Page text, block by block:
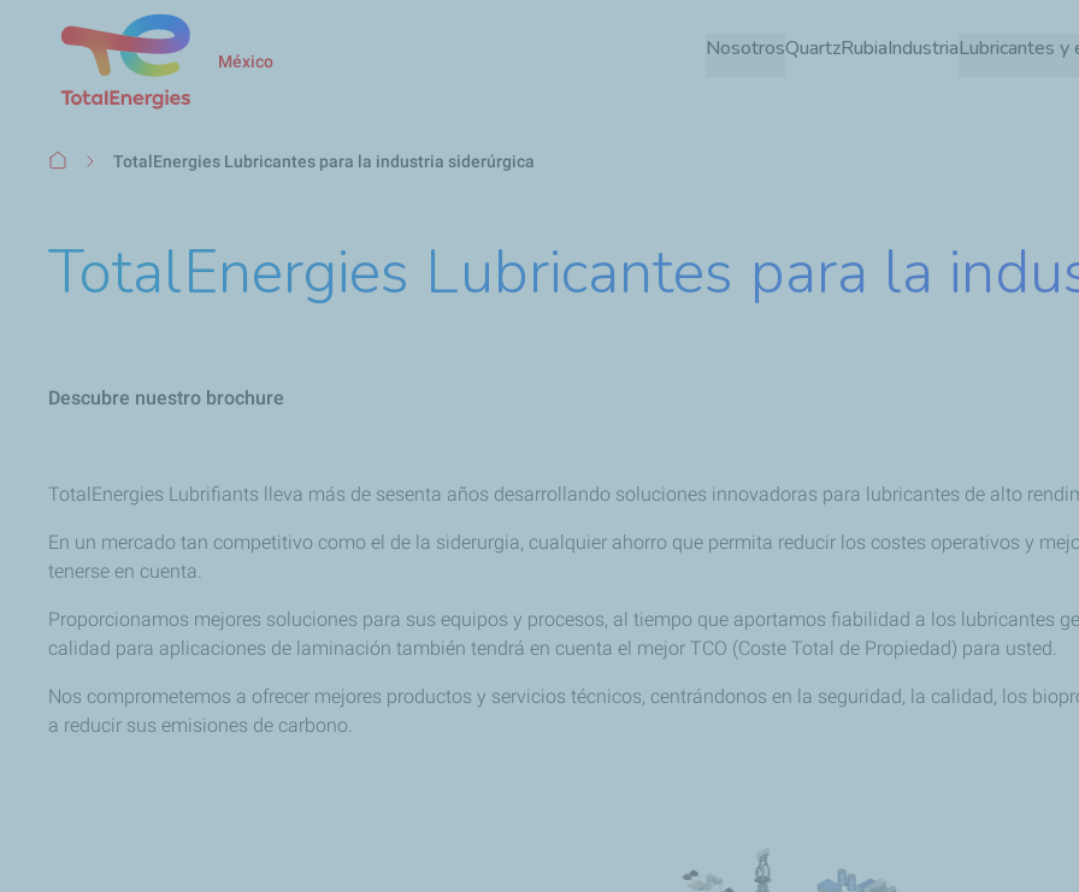
Pasar
México NosotrosQuartzRubiaIndustriaLubricantes y
Ruta
TotalEnergies Lubricantes para la industria siderúrgica
TotalEnergies Lubricantes para la
Descubre nuestro brochure
TotalEnergies Lubrifiants lleva más de sesenta años desarrollando soluciones innovadoras para lubricantes de alto
En un mercado tan competitivo como el de la siderurgia, cualquier ahorro que permita reducir los costes operativos y
tenerse en cuenta.
Proporcionamos mejores soluciones para sus equipos y procesos, al tiempo que aportamos fiabilidad a los lubricantes
calidad para aplicaciones de laminación también tendrá en cuenta el mejor TCO (Coste Total de Propiedad) para usted.
Nos comprometemos a ofrecer mejores productos y servicios técnicos, centrándonos en la seguridad, la calidad, los
a reducir sus emisiones de carbono.